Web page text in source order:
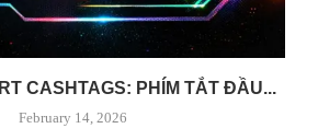
CASHTAGS: PHÍM TẮT ĐẦU...
February 14, 2026